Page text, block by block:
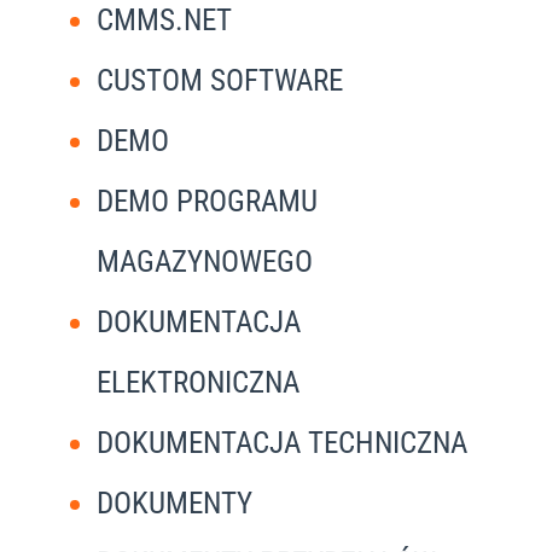
CMMS.NET
CUSTOM SOFTWARE
DEMO
DEMO PROGRAMU
MAGAZYNOWEGO
DOKUMENTACJA
ELEKTRONICZNA
DOKUMENTACJA TECHNICZNA
DOKUMENTY